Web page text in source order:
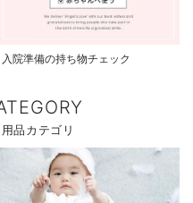
入院準備の持ち物チェック
品カテゴリ